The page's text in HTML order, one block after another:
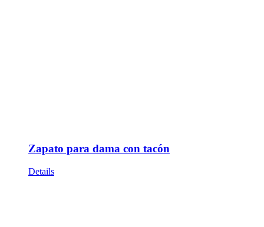
Zapato para dama con tacón
Details